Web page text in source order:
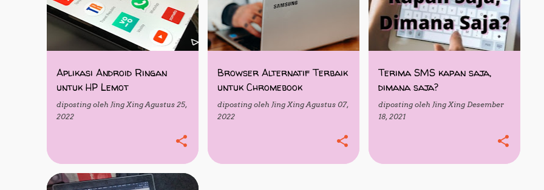
t
n
n
Aplikasi Android Ringan
untuk HP Lemot
diposting oleh Jing Xing Agustus 25,
2022
Browser Alternatif Terbaik
untuk Chromebook
diposting oleh Jing Xing Agustus 07,
2022
Terima SMS kapan saja,
dimana saja?
diposting oleh Jing Xing Desember
18, 2021